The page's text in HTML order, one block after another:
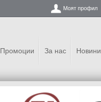
Моят профил
Промоции За нас Новини